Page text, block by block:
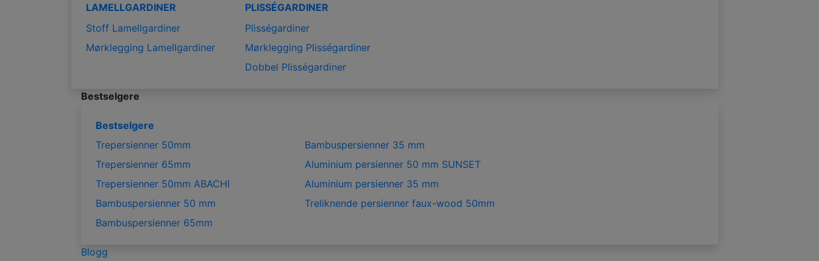
LAMELLGARDINER
Stoff Lamellgardiner
Mørklegging Lamellgardiner
PLISSÉGARDINER
Plisségardiner
Mørklegging Plisségardiner
Dobbel Plisségardiner
Bestselgere
Bestselgere
Trepersienner 50mm
Trepersienner 65mm
Trepersienner 50mm ABACHI
Bambuspersienner 50 mm
Bambuspersienner 65mm
Bambuspersienner 35 mm
Aluminium persienner 50 mm SUNSET
Aluminium persienner 35 mm
Treliknende persienner faux-wood 50mm
Blogg